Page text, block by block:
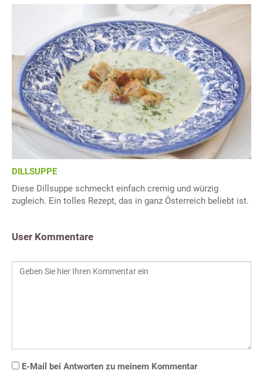
DILLSUPPE
Diese Dillsuppe schmeckt einfach cremig und würzig
zugleich. Ein tolles Rezept, das in ganz Österreich beliebt ist.
User Kommentare
E-Mail bei Antworten zu meinem Kommentar